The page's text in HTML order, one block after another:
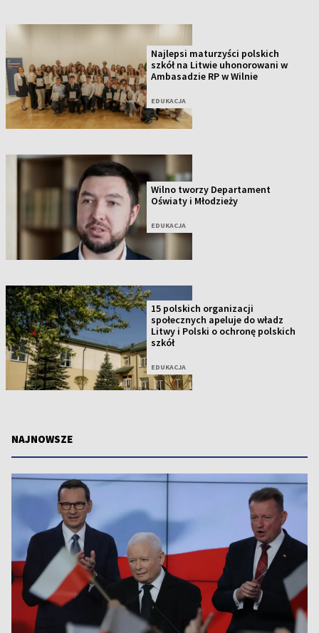
Najlepsi maturzyści polskich
szkół na Litwie uhonorowani w
Ambasadzie RP w Wilnie
EDUKACJA
Wilno tworzy Departament
Oświaty i Młodzieży
EDUKACJA
15 polskich organizacji
społecznych apeluje do władz
Litwy i Polski o ochronę polskich
szkół
EDUKACJA
NAJNOWSZE